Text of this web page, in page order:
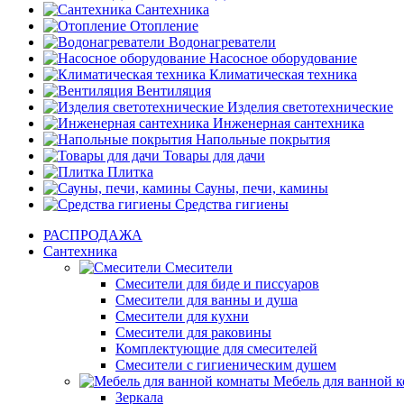
Сантехника
Отопление
Водонагреватели
Насосное оборудование
Климатическая техника
Вентиляция
Изделия светотехнические
Инженерная сантехника
Напольные покрытия
Товары для дачи
Плитка
Сауны, печи, камины
Средства гигиены
РАСПРОДАЖА
Сантехника
Смесители
Смесители для биде и писсуаров
Смесители для ванны и душа
Смесители для кухни
Смесители для раковины
Комплектующие для смесителей
Смесители с гигиеническим душем
Мебель для ванной
Зеркала